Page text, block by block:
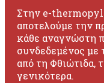
Στην e-
αποτελούμε την
κάθε αναγνώστη
συνδεδεμένος με
από τη Φθιώτιδα,
γενικότερα.